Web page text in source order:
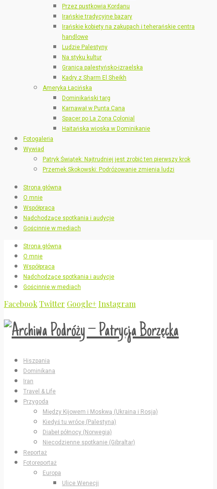
Przez pustkowia Kordanu
Irańskie tradycyjne bazary
Irańskie kobiety na zakupach i teherańskie centra
handlowe
Ludzie Palestyny
Na styku kultur
Granica palestyńsko-izraelska
Kadry z Sharm El Sheikh
Ameryka Łacińska
Dominikański targ
Karnawał w Punta Cana
Spacer po La Zona Colonial
Haitańska wioska w Dominikanie
Fotogaleria
Wywiad
Patryk Świątek: Najtrudniej jest zrobić ten pierwszy krok
Przemek Skokowski: Podróżowanie zmienia ludzi
Strona główna
O mnie
Współpraca
Nadchodzące spotkania i audycje
Gościnnie w mediach
Strona główna
O mnie
Współpraca
Nadchodzące spotkania i audycje
Gościnnie w mediach
FacebookTwitter Google+Instagram
Hiszpania
Dominikana
Iran
Travel & Life
Przygoda
Między Kijowem i Moskwą (Ukraina i Rosja)
Kiedyś tu wrócę (Palestyna)
Diabeł północy (Norwegia)
Niecodzienne spotkanie (Gibraltar)
Reportaż
Fotoreportaż
Europa
Ulice Wenecji